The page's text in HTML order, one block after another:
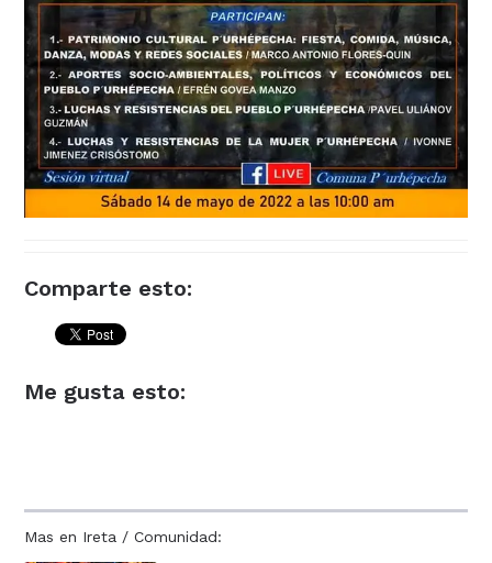
Mas en Ireta / Comunidad:
Comparte esto:
Me gusta esto: